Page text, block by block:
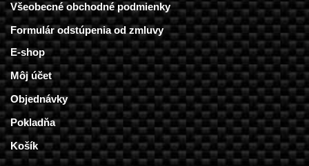
Všeobecné obchodné podmienky
Formulár odstúpenia od zmluvy
E-shop
Môj účet
Objednávky
Pokladňa
Košík